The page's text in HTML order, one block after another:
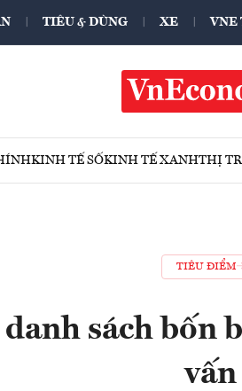
TIÊU & DÙNG XE VNE
KINH TẾ SỐKINH TẾ XANHTHỊ
TIÊU ĐIỂM
sách bốn
vấn